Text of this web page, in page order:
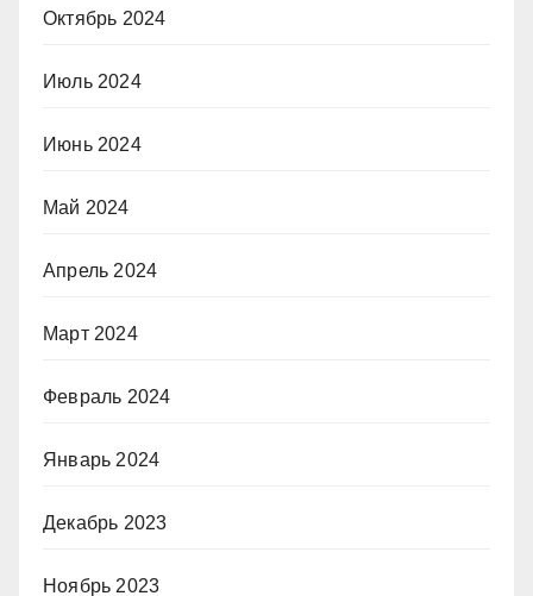
Октябрь 2024
Июль 2024
Июнь 2024
Май 2024
Апрель 2024
Март 2024
Февраль 2024
Январь 2024
Декабрь 2023
Ноябрь 2023